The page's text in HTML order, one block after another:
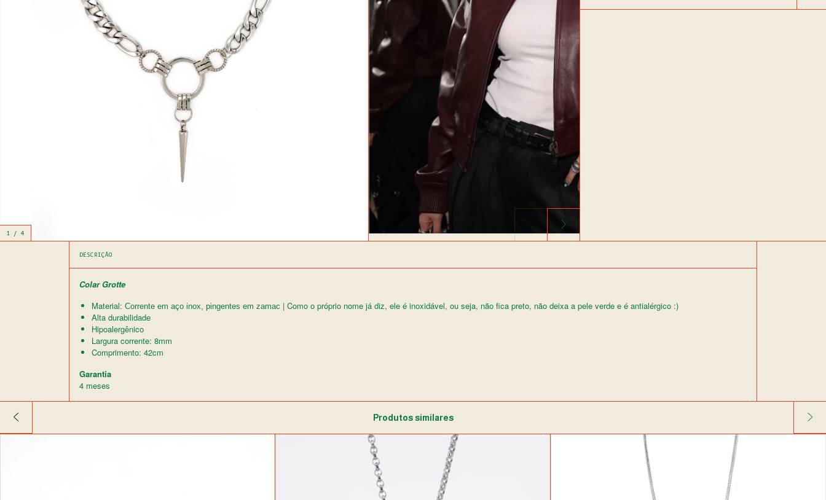
1 / 4
DESCRIÇÃO
Colar Grotte
Material: Corrente em aço inox, pingentes em zamac | Como o próprio nome já diz, ele é inoxidável, ou seja, não fica preto, não deixa a pele verde e é antialérgico :)
Alta durabilidade
Hipoalergênico
Largura corrente: 8mm
Comprimento: 42cm
Garantia
4 meses
Produtos similares